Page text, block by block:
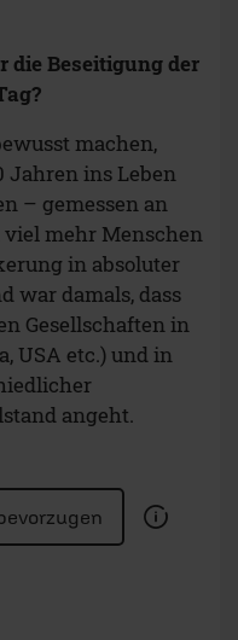
Beseitigung der
machen,
Jahren ins Leben
– gemessen an
mehr Menschen
in absoluter
war damals, dass
Gesellschaften in
USA etc.) und in
angeht.